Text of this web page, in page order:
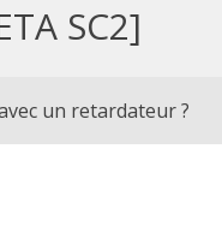
SC2]
un retardateur ?